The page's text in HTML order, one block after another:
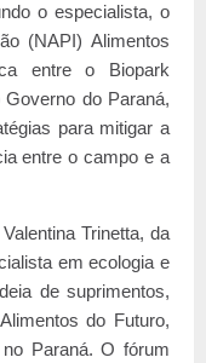
o especialista, o
(NAPI) Alimentos
entre o Biopark
do Paraná,
para mitigar a
entre o campo e a
Trinetta, da
em ecologia e
de suprimentos,
do Futuro,
Paraná. O fórum